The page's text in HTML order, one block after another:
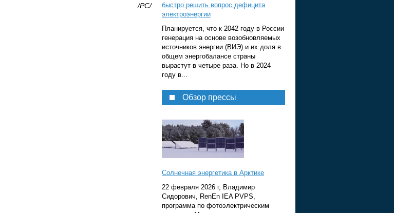
/РС/
быстро решить вопрос дефицита
электроэнергии
Планируется, что к 2042 году в России
генерация на основе возобновляемых
источников энергии (ВИЭ) и их доля в
общем энергобалансе страны
вырастут в четыре раза. Но в 2024
году в...
Обзор прессы
Солнечная энергетика в Арктике
22 февраля 2026 г, Владимир
Сидорович, RenEn IEA PVPS,
программа по фотоэлектрическим